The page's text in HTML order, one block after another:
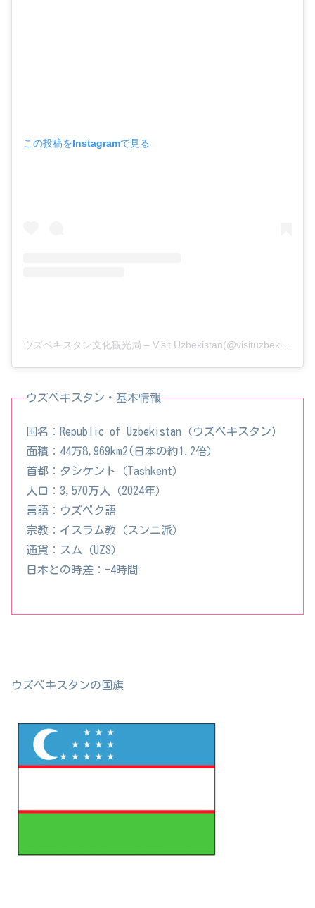
この投稿をInstagramで見る
ウズベキスタン文化観光局 – Visit Uzbekistan(@visituzbekistan.jp)がシェアした投稿
ウズベキスタン・基本情報
国名：Republic of Uzbekistan（ウズベキスタン）
面積：44万8,969km2(日本の約1.2倍）
首都：タシケント（Tashkent）
人口：3,570万人（2024年）
言語：ウズベク語
宗教：イスラム教（スンニ派）
通貨：スム（UZS）
日本との時差：-4時間
ウズベキスタンの国旗